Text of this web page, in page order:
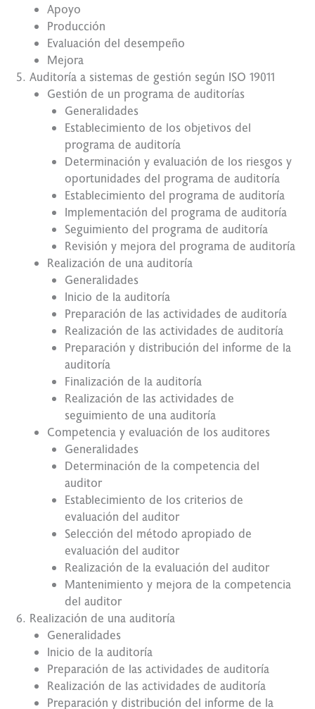
Apoyo
Producción
Evaluación del desempeño
Mejora
Auditoría a sistemas de gestión según ISO 19011
Gestión de un programa de auditorías
Generalidades
Establecimiento de los objetivos del
programa de auditoría
Determinación y evaluación de los riesgos y
oportunidades del programa de auditoría
Establecimiento del programa de auditoría
Implementación del programa de auditoría
Seguimiento del programa de auditoría
Revisión y mejora del programa de auditoría
Realización de una auditoría
Generalidades
Inicio de la auditoría
Preparación de las actividades de auditoría
Realización de las actividades de auditoría
Preparación y distribución del informe de la
auditoría
Finalización de la auditoría
Realización de las actividades de
seguimiento de una auditoría
Competencia y evaluación de los auditores
Generalidades
Determinación de la competencia del
auditor
Establecimiento de los criterios de
evaluación del auditor
Selección del método apropiado de
evaluación del auditor
Realización de la evaluación del auditor
Mantenimiento y mejora de la competencia
del auditor
Realización de una auditoría
Generalidades
Inicio de la auditoría
Preparación de las actividades de auditoría
Realización de las actividades de auditoría
Preparación y distribución del informe de la